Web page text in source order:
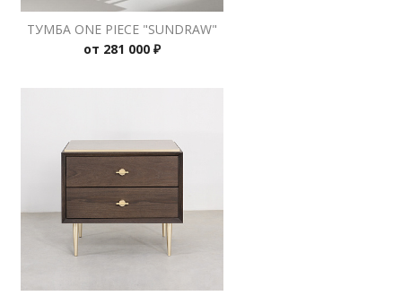
ТУМБА ONE PIECE "SUNDRAW"
от 281 000 ₽